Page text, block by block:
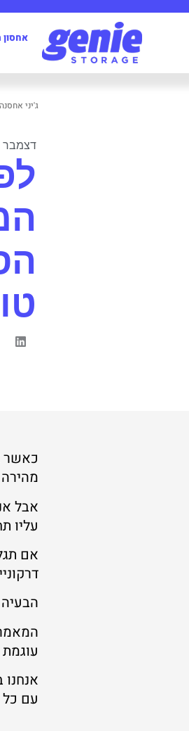
אחסון
ג'יני‭ ‬אחסנה
דצמבר 30, 2025
כאשר
אבל
עליו
אם
עם כל